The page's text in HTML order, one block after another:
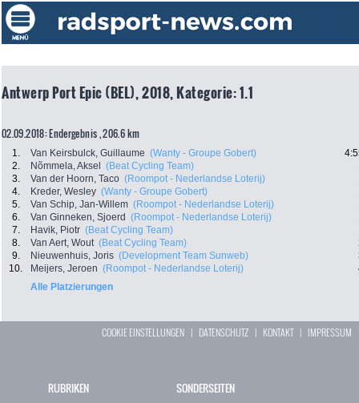
Antwerp Port Epic (BEL), 2018, Kategorie: 1.1
02.09.2018: Endergebnis , 206.6 km
1. Van Keirsbulck, Guillaume (Wanty - Groupe Gobert)
2.
Nõmmela, Aksel (Beat Cycling Team)
3.
Van der Hoorn, Taco (Roompot - Nederlandse Loterij)
4.
Kreder, Wesley (Wanty - Groupe Gobert)
5.
Van Schip, Jan-Willem (Roompot - Nederlandse Loterij)
6.
Van Ginneken, Sjoerd (Roompot - Nederlandse Loterij)
7.
Havik, Piotr (Beat Cycling Team)
8.
Van Aert, Wout (Beat Cycling Team)
9.
Nieuwenhuis, Joris (Development Team Sunweb)
10.
Meijers, Jeroen (Roompot - Nederlandse Loterij)
Alle Platzierungen
COOKIE EINSTELLUNGEN | DATENSCHUTZ | KONTAKT| IMPRESSUM
RUBRIKEN SONDERSEITEN